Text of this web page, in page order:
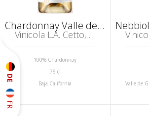
DE
FR
Chardonnay Valle de Guadalupe
Vinicola L.A. Cetto, Guadalupe
100% Chardonnay
75 cl
Baja California
Valle de